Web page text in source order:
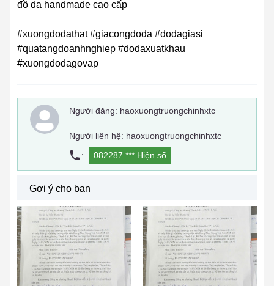
đồ da handmade cao cấp
#xuongdodathat #giacongdoda #dodagiasi
#quatangdoanhnghiep #dodaxuatkhau
#xuongdodagovap
Người đăng: haoxuongtruongchinhxtc
Người liên hệ: haoxuongtruongchinhxtc
:
082287 *** Hiện số
Gợi ý cho bạn